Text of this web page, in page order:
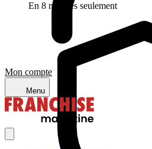
Mon compte
Menu
En 8 minutes seulement